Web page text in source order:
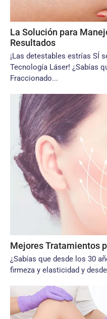
La Solución para
Resultados
¡Las detestables estrías SÍ
Tecnología Láser! ¿Sabías
Fraccionado...
Mejores Tratamientos
¿Sabías que desde los 30
firmeza y elasticidad y